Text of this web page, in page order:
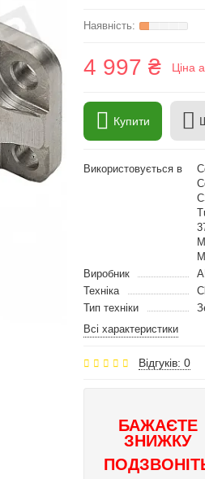
4 997 ₴ Ціна
Купити
Використовується в
Виробник
Техніка
Тип техніки
Всі характеристики
Відгуків: 0
БАЖАЄТЕ
ЗНИЖКУ